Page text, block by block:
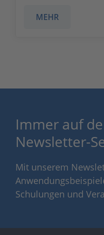
MEHR
Immer auf
Newsletter-
Mit unserem
Schulungen und